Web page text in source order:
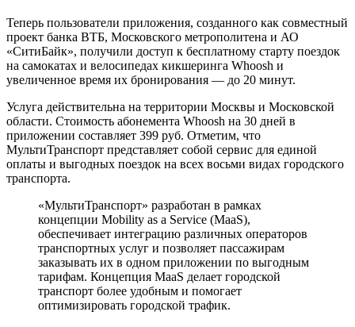
Теперь пользователи приложения, созданного как совместный
проект банка ВТБ, Московского метрополитена и АО
«СитиБайк», получили доступ к бесплатному старту поездок
на самокатах и велосипедах кикшеринга Whoosh и
увеличенное время их бронирования — до 20 минут.
Услуга действительна на территории Москвы и Московской
области. Стоимость абонемента Whoosh на 30 дней в
приложении составляет 399 руб. Отметим, что
МультиТранспорт представляет собой сервис для единой
оплаты и выгодных поездок на всех восьми видах городского
транспорта.
«МультиТранспорт» разработан в рамках
концепции Mobility as a Service (MaaS),
обеспечивает интеграцию различных операторов
транспортных услуг и позволяет пассажирам
заказывать их в одном приложении по выгодным
тарифам. Концепция MaaS делает городской
транспорт более удобным и помогает
оптимизировать городской трафик.